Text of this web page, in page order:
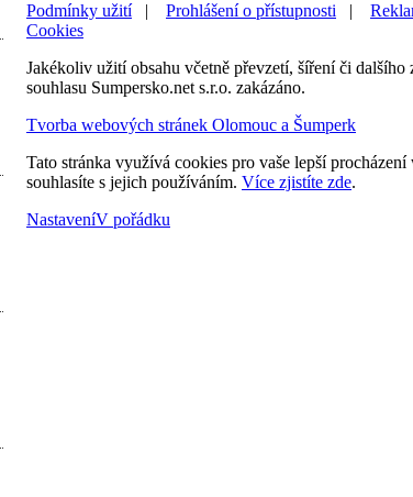
Podmínky užití Prohlášení o přístupnosti
Cookies
Jakékoliv užití obsahu včetně převzetí, šíření či
souhlasu Sumpersko.net s.r.o. zakázáno.
Tvorba webových stránek Olomouc a Šumperk
Tato stránka využívá cookies pro vaše lepší
souhlasíte s jejich používáním. Více zjistíte zde.
NastaveníV pořádku